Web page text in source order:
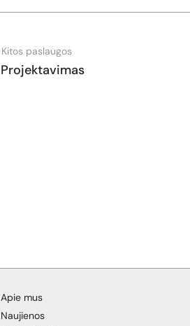
Kitos paslaugos
Projektavimas
Apie mus
Naujienos